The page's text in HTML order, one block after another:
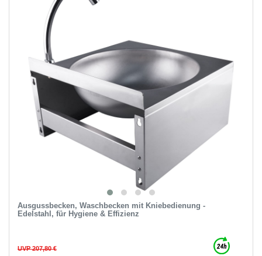
Ausgussbecken, Waschbecken mit Kniebedienung -
Edelstahl, für Hygiene & Effizienz
UVP 207,80 €